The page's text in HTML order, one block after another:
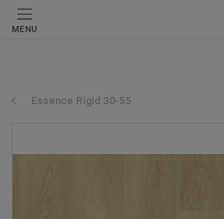
MENU
Essence Rigid 30-55